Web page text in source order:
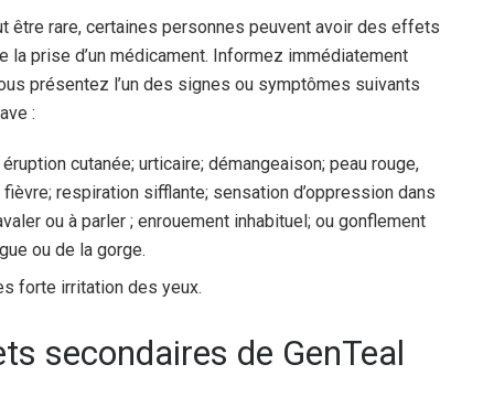
être rare, certaines personnes peuvent avoir des effets
prise d’un médicament. Informez immédiatement
présentez l’un des signes ou symptômes suivants
:
cutanée; urticaire; démangeaison; peau rouge,
respiration sifflante; sensation d’oppression dans
ou à parler ; enrouement inhabituel; ou gonflement
ou de la gorge.
forte irritation des yeux.
secondaires de GenTeal